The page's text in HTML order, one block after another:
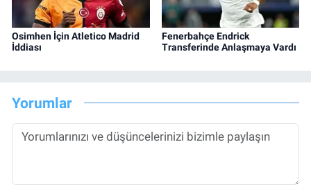
Osimhen İçin Atletico Madrid
İddiası
Fenerbahçe Endrick
Transferinde Anlaşmaya Vardı
Yorumlar